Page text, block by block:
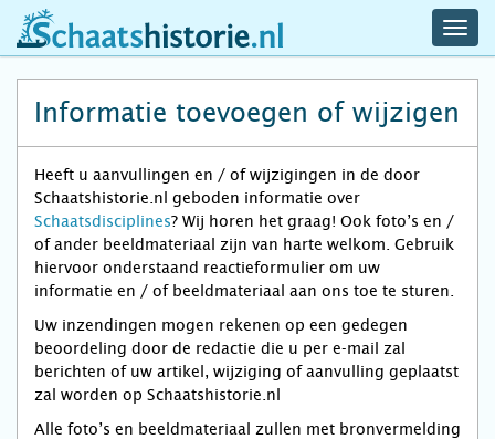
schaatshistorie.nl
Informatie toevoegen of wijzigen
Heeft u aanvullingen en / of wijzigingen in de door
Schaatshistorie.nl geboden informatie over
Schaatsdisciplines? Wij horen het graag! Ook foto’s en /
of ander beeldmateriaal zijn van harte welkom. Gebruik
hiervoor onderstaand reactieformulier om uw
informatie en / of beeldmateriaal aan ons toe te sturen.
Uw inzendingen mogen rekenen op een gedegen
beoordeling door de redactie die u per e-mail zal
berichten of uw artikel, wijziging of aanvulling geplaatst
zal worden op Schaatshistorie.nl
Alle foto’s en beeldmateriaal zullen met bronvermelding